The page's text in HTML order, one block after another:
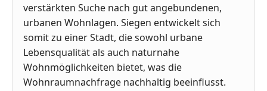
verstärkten Suche nach gut angebundenen,
urbanen Wohnlagen. Siegen entwickelt sich
somit zu einer Stadt, die sowohl urbane
Lebensqualität als auch naturnahe
Wohnmöglichkeiten bietet, was die
Wohnraumnachfrage nachhaltig beeinflusst.